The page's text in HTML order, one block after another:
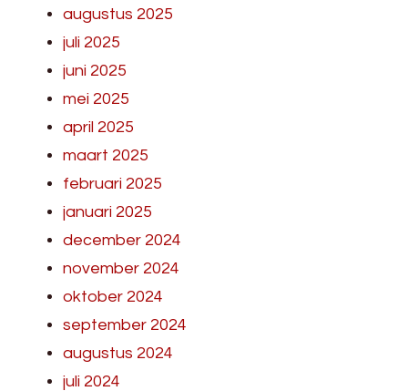
augustus 2025
juli 2025
juni 2025
mei 2025
april 2025
maart 2025
februari 2025
januari 2025
december 2024
november 2024
oktober 2024
september 2024
augustus 2024
juli 2024